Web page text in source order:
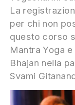
La
per chi non
questo corso
Mantra Yoga
Bhajan nella
Svami